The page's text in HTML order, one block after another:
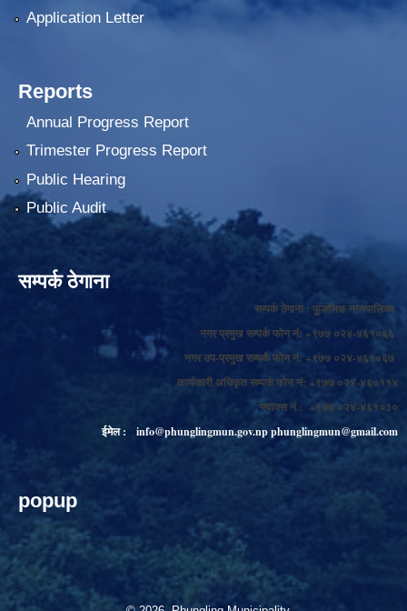
Application Letter
Reports
Annual Progress Report
Trimester Progress Report
Public Hearing
Public Audit
सम्पर्क ठेगाना
सम्पर्क ठेगाना : फुङलिङ नगरपालिका
नगर प्रमुख सम्पर्क फोन नं: +९७७ ०२४-४६१०६६
नगर उप-प्रमुख सम्पर्क फोन नं: +९७७ ०२४-४६१०६७
कार्यकारी अधिकृत सम्पर्क फोन नं: +९७७ ०२४-४६०११४
फ्याक्स नं.: +९७७ ०२४-४६१०३०
ईमेल :
info@phunglingmun.gov.npphunglingmun@gmail.com
popup